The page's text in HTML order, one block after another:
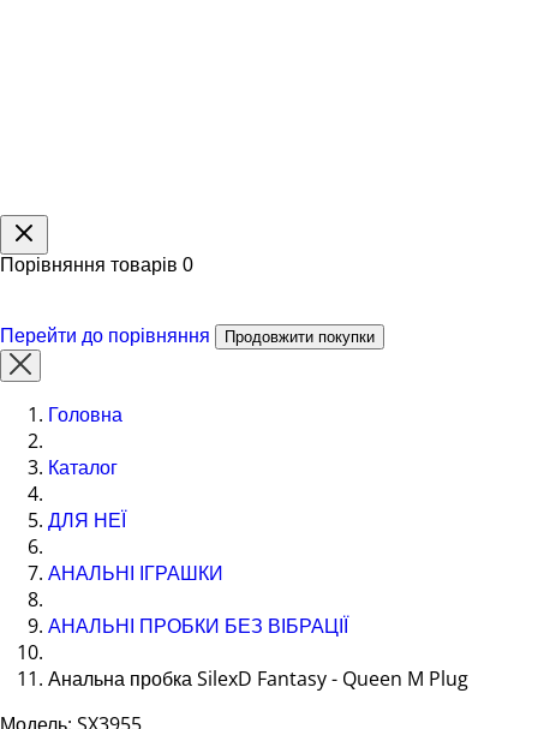
Порівняння товарів 0
Перейти до порівняння Продовжити покупки
Головна
Каталог
ДЛЯ НЕЇ
АНАЛЬНІ ІГРАШКИ
АНАЛЬНІ ПРОБКИ БЕЗ ВІБРАЦІЇ
Анальна пробка SilexD Fantasy - Queen M Plug